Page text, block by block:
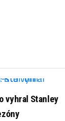
vyhral Stanley